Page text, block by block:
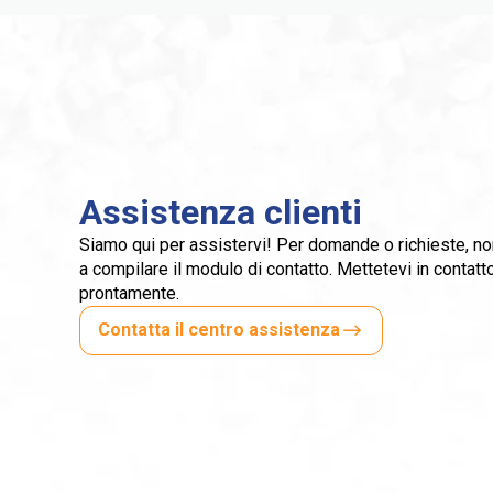
Assistenza clienti
Siamo qui per assistervi! Per domande o richieste,
a compilare il modulo di contatto. Mettetevi in
prontamente.
Contatta il centro assistenza